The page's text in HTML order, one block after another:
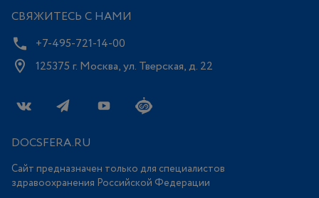
СВЯЖИТЕСЬ С НАМИ
+7-495-721-14-00
125375 г. Москва, ул. Тверская, д. 22
DOCSFERA.RU
Сайт предназначен только для специалистов
здравоохранения Российской Федерации